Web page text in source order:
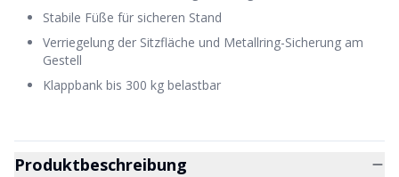
Stabile Füße für sicheren Stand
Verriegelung der Sitzfläche und Metallring-Sicherung am
Gestell
Klappbank bis 300 kg belastbar
Produktbeschreibung